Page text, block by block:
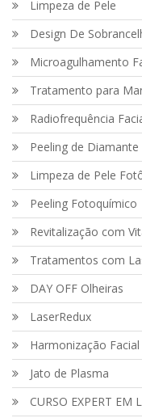
Limpeza de Pele
Design De
Microagulhamento
Tratamento para
Radiofrequência
Peeling de Diamante
Limpeza de Pele
Peeling Fotoquímico
Revitalização com
Tratamentos com
DAY OFF Olheiras
LaserRedux
Harmonização Facial
Jato de Plasma
CURSO EXPERT EM